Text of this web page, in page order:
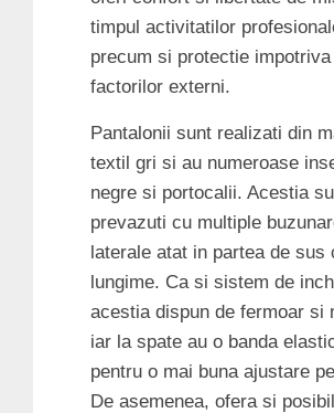
timpul activitatilor
precum si protectie impotriva
factorilor externi.
Pantalonii sunt realizati din
textil gri si au numeroase
negre si portocalii. Acestia
prevazuti cu multiple
laterale atat in partea de sus
lungime. Ca si sistem de
acestia dispun de fermoar si
iar la spate au o banda
pentru o mai buna ajustare
De asemenea, ofera si